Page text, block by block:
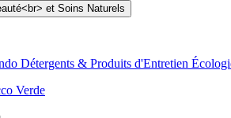
Détergents & Produits d'Entretien